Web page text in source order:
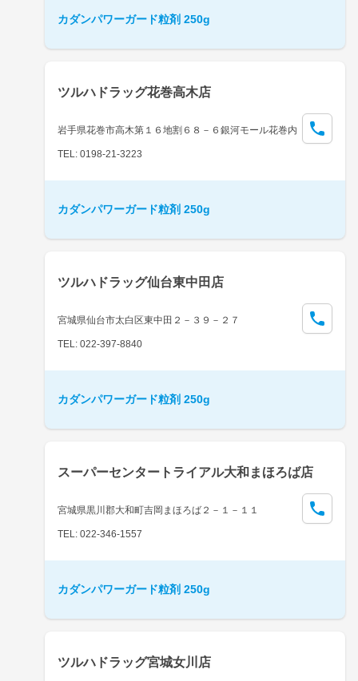
カダンパワーガード粒剤 250g
ツルハドラッグ花巻高木店
岩手県花巻市高木第１６地割６８－６銀河モール花巻内
TEL: 0198-21-3223
カダンパワーガード粒剤 250g
ツルハドラッグ仙台東中田店
宮城県仙台市太白区東中田２－３９－２７
TEL: 022-397-8840
カダンパワーガード粒剤 250g
スーパーセンタートライアル大和まほろば店
宮城県黒川郡大和町吉岡まほろば２－１－１１
TEL: 022-346-1557
カダンパワーガード粒剤 250g
ツルハドラッグ宮城女川店